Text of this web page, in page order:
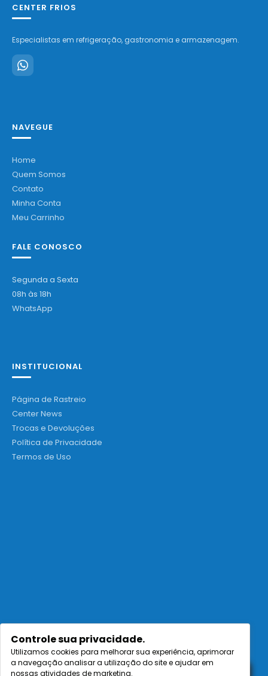
CENTER FRIOS
Especialistas em refrigeração, gastronomia e armazenagem.
NAVEGUE
Home
Quem Somos
Contato
Minha Conta
Meu Carrinho
FALE CONOSCO
Segunda a Sexta
08h às 18h
WhatsApp
INSTITUCIONAL
Página de Rastreio
Center News
Trocas e Devoluções
Política de Privacidade
Termos de Uso
Controle sua privacidade.
Utilizamos cookies para melhorar sua experiência, aprimorar
a navegação analisar a utilização do site e ajudar em
nossas atividades de marketing.